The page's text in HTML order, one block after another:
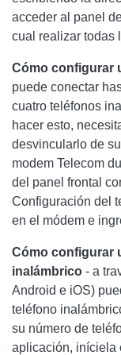
acceder al panel
cual realizar todas
Cómo configurar
puede conectar
cuatro teléfonos
hacer esto,
desvincularlo de
modem Telecom
del panel frontal
Configuración del
en el módem e
Cómo configurar
inalámbrico - a
Android e iOS)
teléfono
su número de
aplicación, iníciela